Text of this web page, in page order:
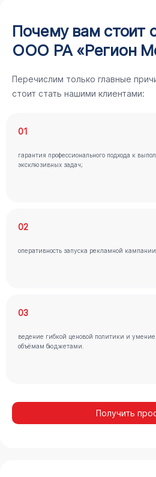
Почему вам стоит
ООО РА «Регион
Перечислим только главные
стоит стать нашими клиентами:
01
гарантия профессионального подхода к
эксклюзивных задач;
02
оперативность запуска рекламной
03
ведение гибкой ценовой политики и
объёмам бюджетами.
Получить